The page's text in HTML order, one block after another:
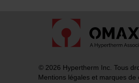
© 2026 Hypertherm Inc. Tous
Mentions légales et marques de